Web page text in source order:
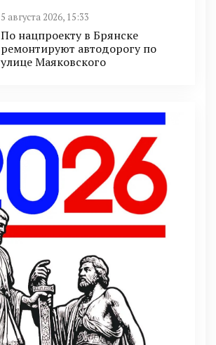
5 августа 2026, 15:33
По нацпроекту в Брянске
ремонтируют автодорогу по
улице Маяковского